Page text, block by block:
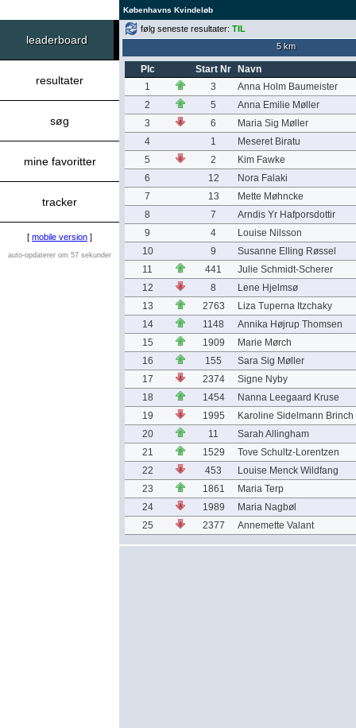
Københavns Kvindeløb
leaderboard
resultater
søg
mine favoritter
tracker
[ mobile version ]
auto-opdaterer om 57 sekunder
følg seneste resultater: TIL
5 km
Plc Start Nr
Navn
1
3
Anna Holm Baumeister
2
5
Anna Emilie Møller
3
6
Maria Sig Møller
4
1
Meseret Biratu
5
2
Kim Fawke
6
12
Nora Falaki
7
13
Mette Møhncke
8
7
Arndis Yr Hafporsdottir
9
4
Louise Nilsson
10
9
Susanne Elling Røssel
11
441
Julie Schmidt-Scherer
12
8
Lene Hjelmsø
13
2763
Liza Tuperna Itzchaky
14
1148
Annika Højrup Thomsen
15
1909
Marie Mørch
16
155
Sara Sig Møller
17
2374
Signe Nyby
18
1454
Nanna Leegaard Kruse
19
1995
Karoline Sidelmann Brinch
20
11
Sarah Allingham
21
1529
Tove Schultz-Lorentzen
22
453
Louise Menck Wildfang
23
1861
Maria Terp
24
1989
Maria Nagbøl
25
2377 Annemette Valant